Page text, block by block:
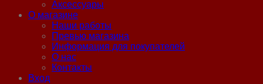
Аксессуары
О магазине
Наши работы
Превью магазина
Информация для покупателей
О нас
Контакты
Вход